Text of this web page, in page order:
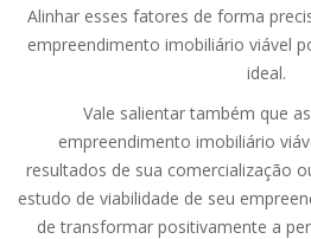
Alinhar esses fatores de forma
empreendimento imobiliário viável
ideal.
Vale salientar também que
empreendimento imobiliário
resultados de sua comercialização
estudo de viabilidade de seu
de transformar positivamente a